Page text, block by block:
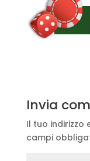
Invia
Il tuo indirizzo
campi